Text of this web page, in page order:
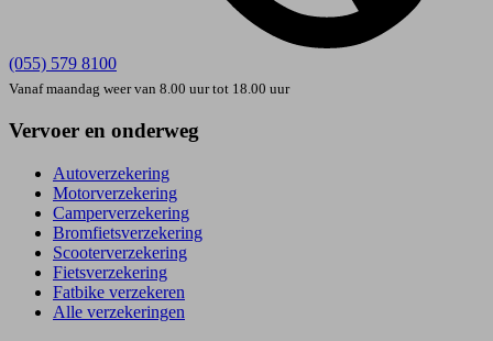
(055) 579 8100
Vanaf maandag weer van 8.00 uur tot 18.00 uur
Vervoer en onderweg
Autoverzekering
Motorverzekering
Camperverzekering
Bromfietsverzekering
Scooterverzekering
Fietsverzekering
Fatbike verzekeren
Alle verzekeringen